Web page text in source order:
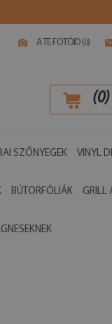
A TE FOTÓID (0)
(0)
SZŐNYEGEK VINYL
BÚTORFÓLIÁK GRILL